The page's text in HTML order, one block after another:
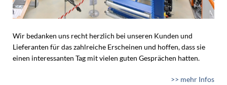
Wir bedanken uns recht herzlich bei unseren Kunden und
Lieferanten für das zahlreiche Erscheinen und hoffen, dass sie
einen interessanten Tag mit vielen guten Gesprächen hatten.
>> mehr Infos